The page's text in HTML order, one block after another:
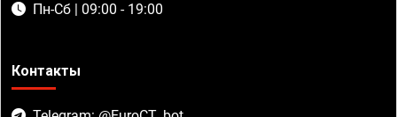
Пн-Сб | 09:00 - 19:00
Контакты